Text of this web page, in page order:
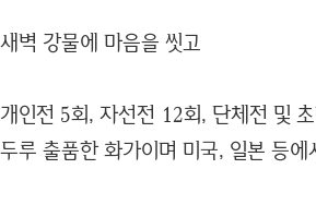
새벽 강물에 마음을 씻고
개인전 5회, 자선전 12회, 단체전 및
두루 출품한 화가이며 미국, 일본 등